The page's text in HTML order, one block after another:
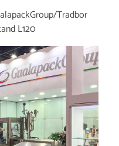
Tradbor
L120